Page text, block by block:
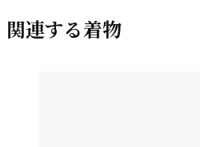
関連する着物